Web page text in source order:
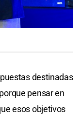
destinadas
pensar en
esos objetivos